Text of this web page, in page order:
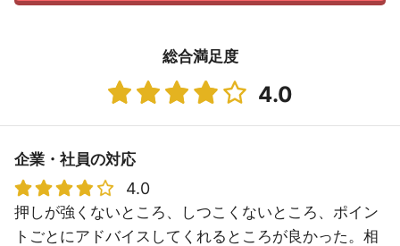
総合満足度
4.0
企業・社員の対応
4.0
押しが強くないところ、しつこくないところ、ポイン
トごとにアドバイスしてくれるところが良かった。相